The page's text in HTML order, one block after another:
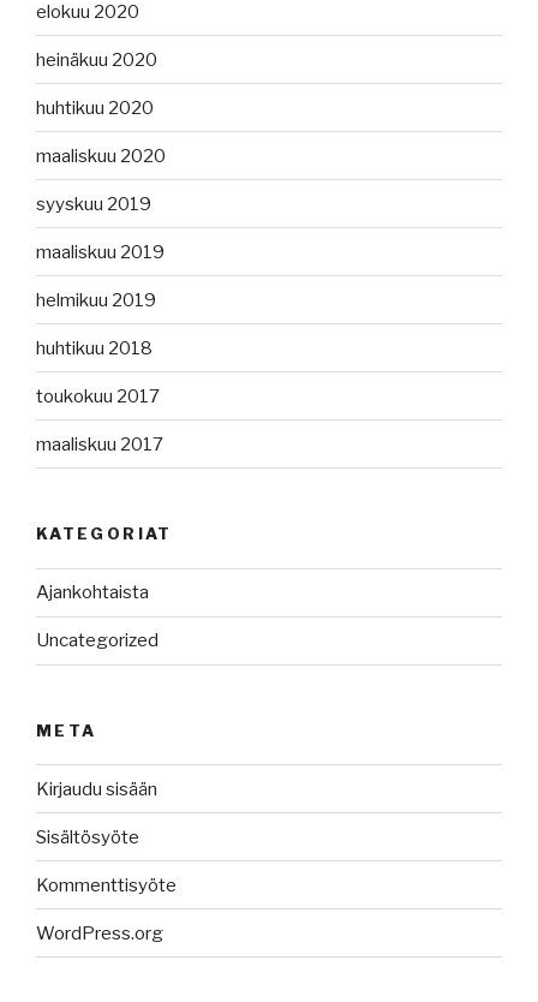
elokuu 2020
heinäkuu 2020
huhtikuu 2020
maaliskuu 2020
syyskuu 2019
maaliskuu 2019
helmikuu 2019
huhtikuu 2018
toukokuu 2017
maaliskuu 2017
KATEGORIAT
Ajankohtaista
Uncategorized
META
Kirjaudu sisään
Sisältösyöte
Kommenttisyöte
WordPress.org